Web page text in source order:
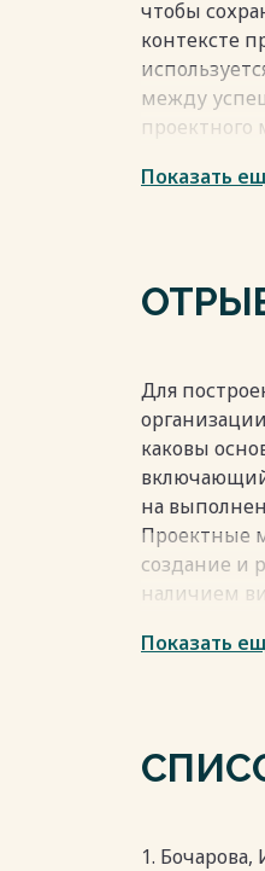
чтобы
контексте
между
сложностей
внедрять
комплекс
реакция на
Весь текст
Показать
Для
каковы
на
Проектные
создание и
наличием
Показать
1.